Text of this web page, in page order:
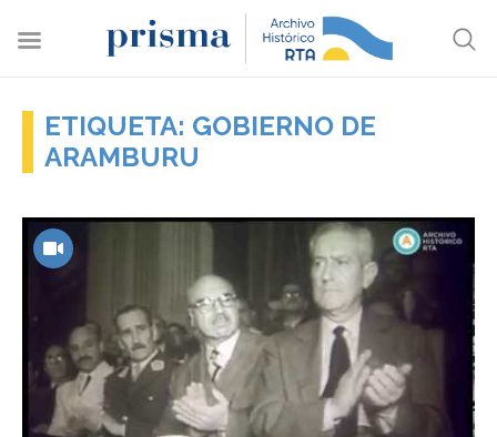
ETIQUETA: GOBIERNO DE
ARAMBURU